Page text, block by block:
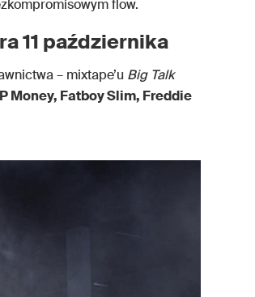
flow.
11 października
– mixtape’u Big Talk
Money, Fatboy Slim, Freddie